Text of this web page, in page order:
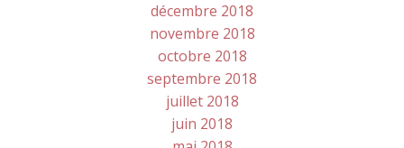
décembre 2018
novembre 2018
octobre 2018
septembre 2018
juillet 2018
juin 2018